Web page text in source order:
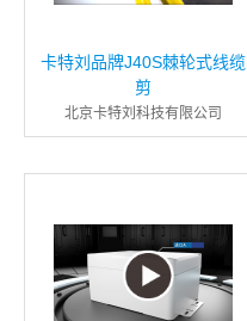
卡特刘品牌J40S棘轮式线缆
剪
北京卡特刘科技有限公司